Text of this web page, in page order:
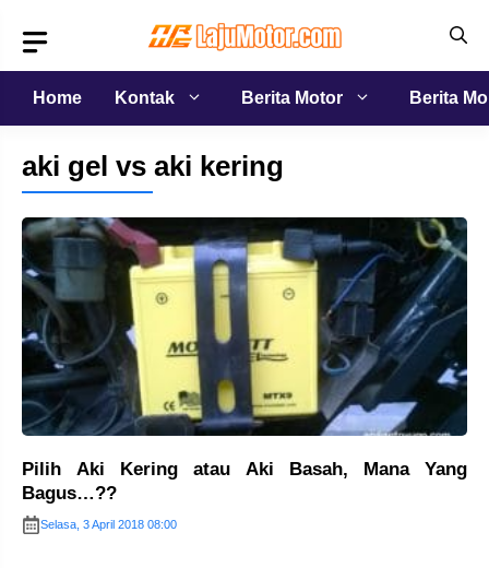
isi
Home
Kontak Berita Motor Berita
aki gel vs aki kering
Pilih Aki Kering atau Aki Basah, Mana Yang
Bagus…??
Selasa, 3 April 2018 08:00